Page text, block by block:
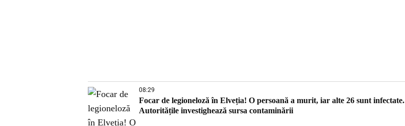
08:29
Focar de legioneloză în Elveția! O persoană a murit, iar alte 26 sunt infectate.
Autoritățile investighează sursa contaminării